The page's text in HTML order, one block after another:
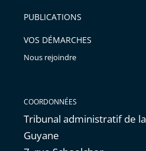
PUBLICATIONS
VOS DÉMARCHES
Nous rejoindre
COORDONNÉES
Tribunal administratif de la
Guyane